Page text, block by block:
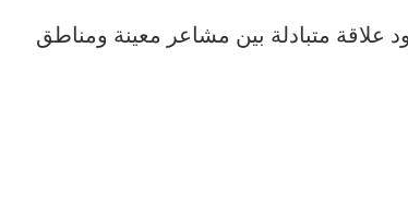
علاقة متبادلة بين مشاعر معينة ومناطق